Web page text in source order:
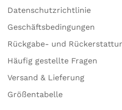
Datenschutzrichtlinie
Geschäftsbedingungen
Rückgabe- und
Häufig gestellte Fragen
Versand & Lieferung
Größentabelle